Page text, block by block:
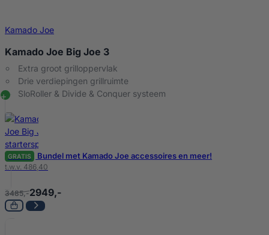
Kamado Joe
Kamado Joe Big Joe 3
Extra groot grilloppervlak
Drie verdiepingen grillruimte
SloRoller & Divide & Conquer systeem
GRATIS Bundel met Kamado Joe accessoires en meer!
t.w.v. 486,40
3485,-2949,-